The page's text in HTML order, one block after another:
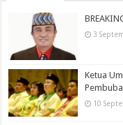
3
Ketua
10